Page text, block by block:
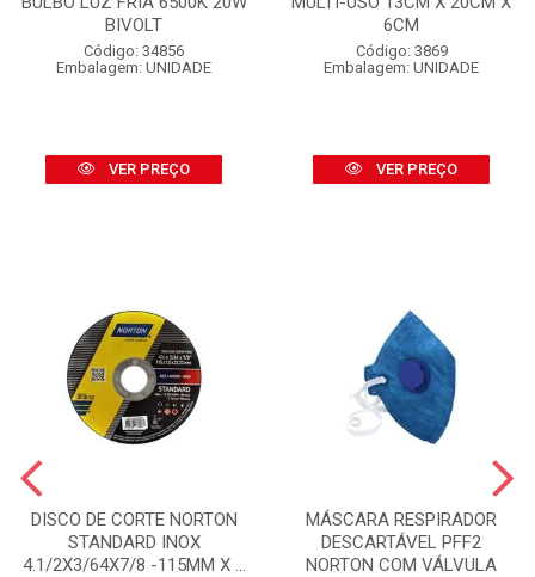
BIVOLT
Código: 34856
Embalagem: UNIDADE
VER PREÇO
6CM
Código: 3869
Embalagem: UNIDADE
VER PREÇO
DISCO DE CORTE NORTON
STANDARD INOX
4.1/2X3/64X7/8 -115MM X ...
MÁSCARA RESPIRADOR
DESCARTÁVEL PFF2
NORTON COM VÁLVULA